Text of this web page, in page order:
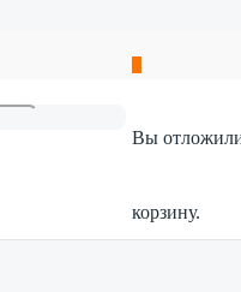
Вы
корзину.